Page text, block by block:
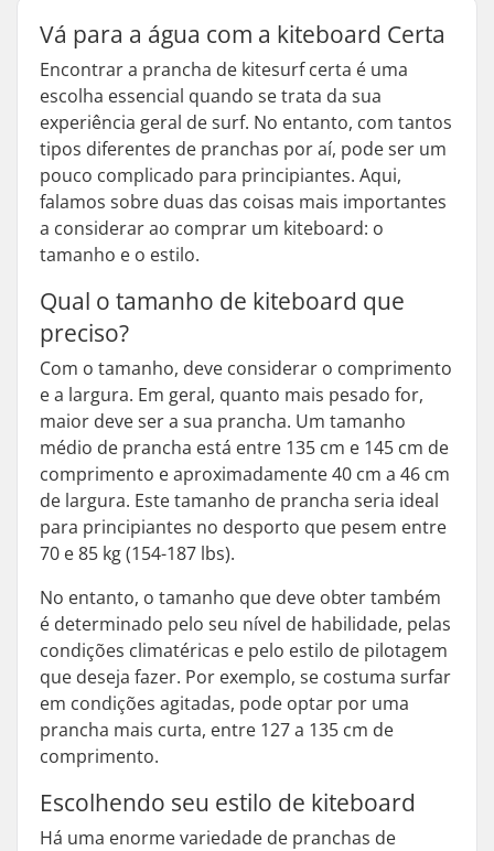
Vá para a água com a kiteboard Certa
Encontrar a prancha de kitesurf certa é uma
escolha essencial quando se trata da sua
experiência geral de surf. No entanto, com tantos
tipos diferentes de pranchas por aí, pode ser um
pouco complicado para principiantes. Aqui,
falamos sobre duas das coisas mais importantes
a considerar ao comprar um kiteboard: o
tamanho e o estilo.
Qual o tamanho de kiteboard que
preciso?
Com o tamanho, deve considerar o comprimento
e a largura. Em geral, quanto mais pesado for,
maior deve ser a sua prancha. Um tamanho
médio de prancha está entre 135 cm e 145 cm de
comprimento e aproximadamente 40 cm a 46 cm
de largura. Este tamanho de prancha seria ideal
para principiantes no desporto que pesem entre
70 e 85 kg (154-187 lbs).
No entanto, o tamanho que deve obter também
é determinado pelo seu nível de habilidade, pelas
condições climatéricas e pelo estilo de pilotagem
que deseja fazer. Por exemplo, se costuma surfar
em condições agitadas, pode optar por uma
prancha mais curta, entre 127 a 135 cm de
comprimento.
Escolhendo seu estilo de kiteboard
Há uma enorme variedade de pranchas de